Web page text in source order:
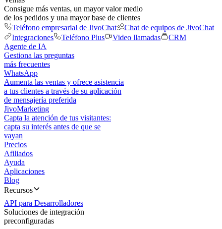
Consigue más ventas, un mayor valor medio
de los pedidos y una mayor base de clientes
Teléfono empresarial de JivoChat
Chat de equipos de JivoChat
Integraciones
Teléfono Plus Video llamadas
CRM
Agente de IA
Gestiona las preguntas
más frecuentes
WhatsApp
Aumenta las ventas y ofrece asistencia
a tus clientes a través de su aplicación
de mensajería preferida
JivoMarketing
Capta la atención de tus visitantes:
capta su interés antes de que se
vayan
Precios
Afiliados
Ayuda
Aplicaciones
Blog
Recursos
API para Desarrolladores
Soluciones de integración
preconfiguradas